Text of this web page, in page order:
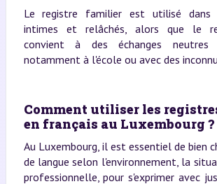
Le registre familier est utilisé dans
intimes et relâchés, alors que le
convient à des échanges neutres
notamment à l'école ou avec des
Comment utiliser les
en français au Luxembourg ?
Au Luxembourg, il est essentiel de bien
de langue selon l'environnement, la
professionnelle, pour s'exprimer avec